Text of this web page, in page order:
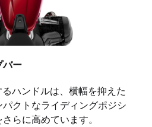
バー
ハンドルは、横幅を抑えた
クトなライディングポジシ
らに高めています。